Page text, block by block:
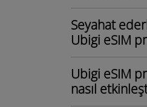
Seyahat
Ubigi eSIM
Ubigi eSIM
nasıl